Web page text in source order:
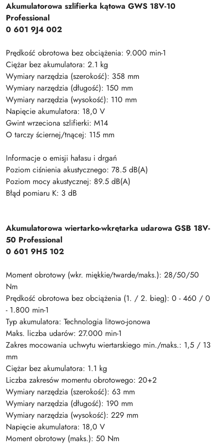
Akumulatorowa szlifierka kątowa GWS 18V-10
Professional
0 601 9J4 002
Prędkość obrotowa bez obciążenia: 9.000 min-1
Ciężar bez akumulatora: 2.1 kg
Wymiary narzędzia (szerokość): 358 mm
Wymiary narzędzia (długość): 150 mm
Wymiary narzędzia (wysokość): 110 mm
Napięcie akumulatora: 18,0 V
Gwint wrzeciona szlifierki: M14
O tarczy ściernej/tnącej: 115 mm
Informacje o emisji hałasu i drgań
Poziom ciśnienia akustycznego: 78.5 dB(A)
Poziom mocy akustycznej: 89.5 dB(A)
Błąd pomiaru K: 3 dB
Akumulatorowa wiertarko-wkrętarka udarowa GSB 18V-
50 Professional
0 601 9H5 102
Moment obrotowy (wkr. miękkie/twarde/maks.): 28/50/50
Nm
Prędkość obrotowa bez obciążenia (1. / 2. bieg): 0 - 460 / 0
- 1.800 min-1
Typ akumulatora: Technologia litowo-jonowa
Maks. liczba udarów: 27.000 min-1
Zakres mocowania uchwytu wiertarskiego min./maks.: 1,5 / 13
mm
Ciężar bez akumulatora: 1.1 kg
Liczba zakresów momentu obrotowego: 20+2
Wymiary narzędzia (szerokość): 63 mm
Wymiary narzędzia (długość): 190 mm
Wymiary narzędzia (wysokość): 229 mm
Napięcie akumulatora: 18,0 V
Moment obrotowy (maks.): 50 Nm